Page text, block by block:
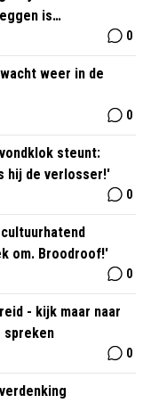
is
0
weer in de
0
steunt:
hij de verlosser!'
0
om. Broodroof!'
0
- kijk maar naar
spreken
0